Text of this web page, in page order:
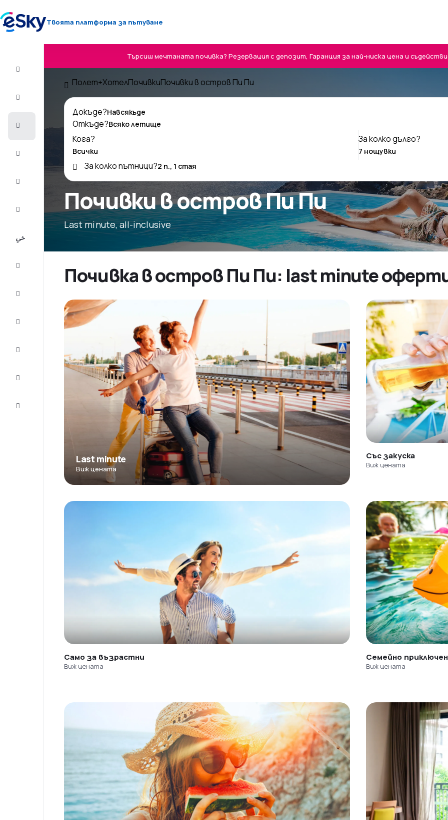
Твоята платформа за пътуване
Полет+Хотел
Почивки
Търсиш мечтаната почивка? Резервация с депозит, Гаранция за най-ниска цена и
Полет+ХотелПочивкиПочивки в остров Пи Пи
Почивки в остров Пи Пи
Last minute, all-inclusive
Докъде?
Откъде?
Кога?
За колко дълго?
За колко пътници?
Почивка в остров Пи Пи: last minute
Last minute
Виж цената
Със закуска
Виж цената
Само за възрастни
Виж цената
Семейно
Виж цената